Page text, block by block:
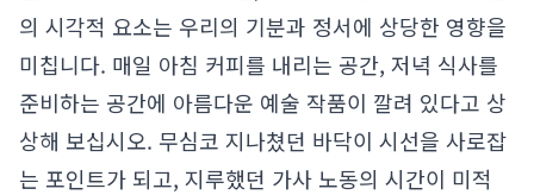
의 시각적 요소는 우리의 기분과 정서에 상당한 영향을
미칩니다. 매일 아침 커피를 내리는 공간, 저녁 식사를
준비하는 공간에 아름다운 예술 작품이 깔려 있다고 상
상해 보십시오. 무심코 지나쳤던 바닥이 시선을 사로잡
는 포인트가 되고, 지루했던 가사 노동의 시간이 미적